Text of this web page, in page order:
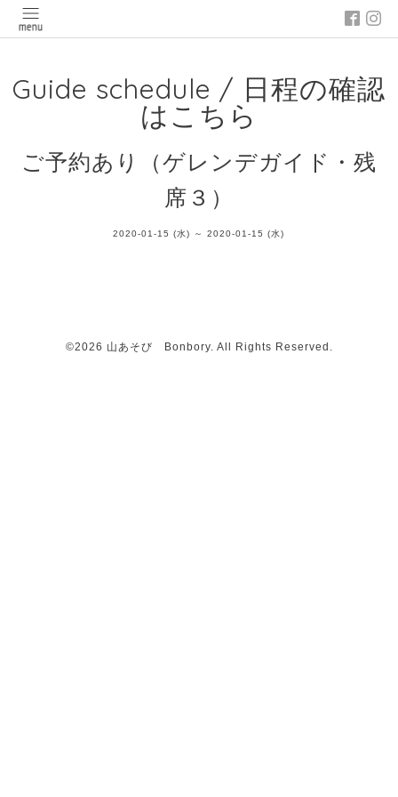
Guide schedule / 日程の確認
はこちら
ご予約あり（ゲレンデガイド・残
席３）
2020-01-15 (水) ～ 2020-01-15 (水)
©2026 山あそび Bonbory. All Rights Reserved.